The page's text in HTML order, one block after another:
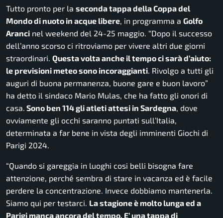
Tutto pronto per la seconda tappa della Coppa del
Mondo di nuoto in acque libere, in programma a Golfo
Aranci nel weekend del 24-25 maggio. “Dopo il successo
dell’anno scorso ci ritroviamo per vivere altri due giorni
straordinari. Questa volta anche il tempo ci sarà d’aiuto:
le previsioni meteo sono incoraggianti. Rivolgo a tutti gli
auguri di buona permanenza, buone gare e buon lavoro”
ha detto il sindaco Mario Mulas, che ha fatto gli onori di
casa. Sono ben 114 gli atleti attesi in Sardegna, dove
ovviamente gli occhi saranno puntati sull’Italia,
determinata a far bene in vista degli imminenti Giochi di
Parigi 2024.
“Quando si gareggia in luoghi cosi belli bisogna fare
attenzione, perché sembra di stare in vacanza ed è facile
perdere la concentrazione. Invece dobbiamo mantenerla.
Siamo qui per testarci. La stagione è molto lunga ed a
Parigi manca ancora del tempo. E’ una tappa di